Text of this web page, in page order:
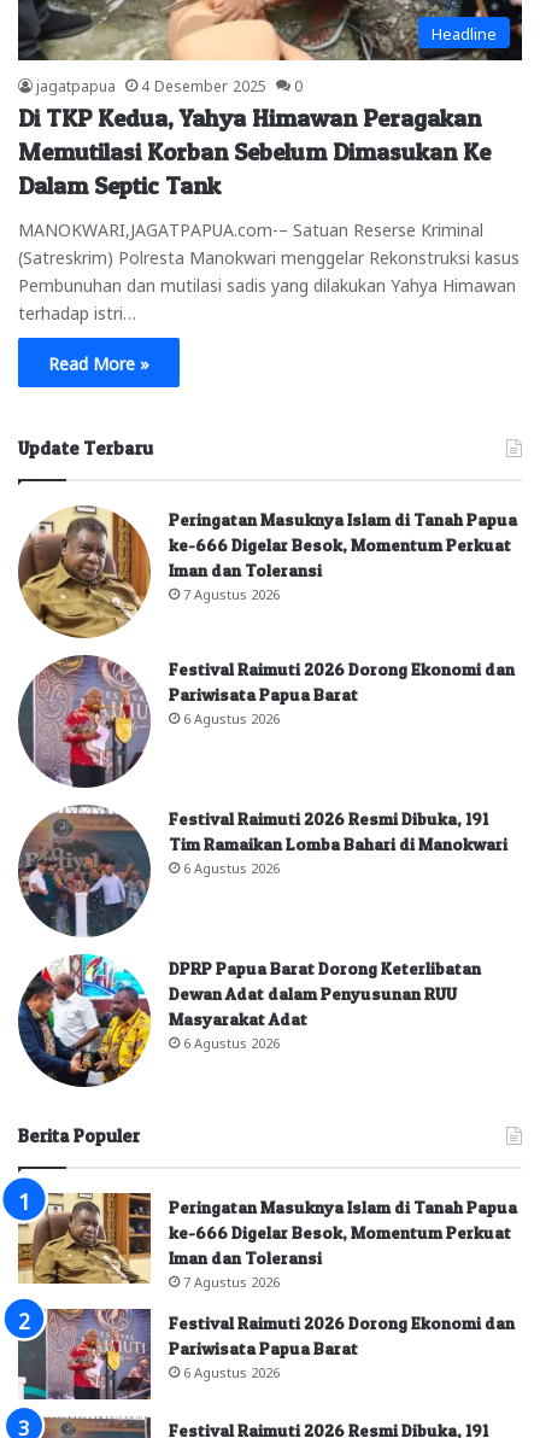
Headline
jagatpapua 4 Desember 2025 0
Di TKP Kedua, Yahya Himawan Peragakan
Memutilasi Korban Sebelum Dimasukan Ke
Dalam Septic Tank
MANOKWARI,JAGATPAPUA.com-– Satuan Reserse Kriminal
(Satreskrim) Polresta Manokwari menggelar Rekonstruksi kasus
Pembunuhan dan mutilasi sadis yang dilakukan Yahya Himawan
terhadap istri…
Read More »
Update Terbaru
Peringatan Masuknya Islam di Tanah Papua
ke-666 Digelar Besok, Momentum Perkuat
Iman dan Toleransi
7 Agustus 2026
Festival Raimuti 2026 Dorong Ekonomi dan
Pariwisata Papua Barat
6 Agustus 2026
Festival Raimuti 2026 Resmi Dibuka, 191
Tim Ramaikan Lomba Bahari di Manokwari
6 Agustus 2026
DPRP Papua Barat Dorong Keterlibatan
Dewan Adat dalam Penyusunan RUU
Masyarakat Adat
6 Agustus 2026
Berita Populer
Peringatan Masuknya Islam di Tanah Papua
ke-666 Digelar Besok, Momentum Perkuat
Iman dan Toleransi
7 Agustus 2026
Festival Raimuti 2026 Dorong Ekonomi dan
Pariwisata Papua Barat
6 Agustus 2026
Festival Raimuti 2026 Resmi Dibuka, 191